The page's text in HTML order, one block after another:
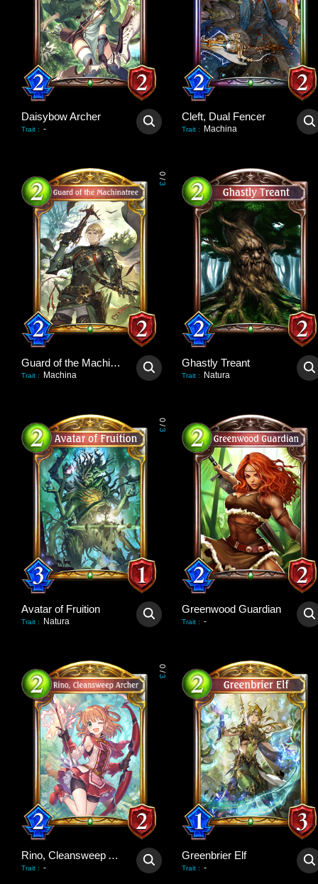
Daisybow Archer
Trait : -
Cleft, Dual Fencer
Trait : Machina
0
/
3
Guard of the Machinatree
Trait : Machina
Ghastly Treant
Trait : Natura
0
/
3
Avatar of Fruition
Trait : Natura
Greenwood Guardian
Trait : -
0
/
3
Rino, Cleansweep Archer
Trait : -
Greenbrier Elf
Trait : -